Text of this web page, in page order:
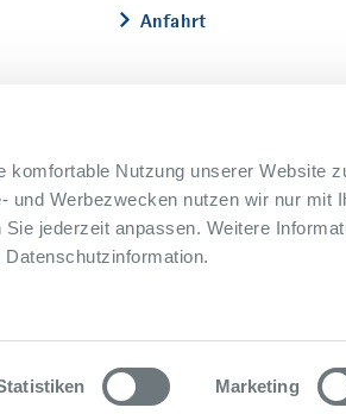
komfortable Nutzung unserer Website
und Werbezwecken nutzen wir nur mit
jederzeit anpassen. Weitere
Marketing
Anfahrt